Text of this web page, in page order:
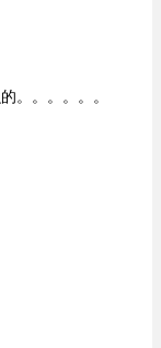
。。。。。。